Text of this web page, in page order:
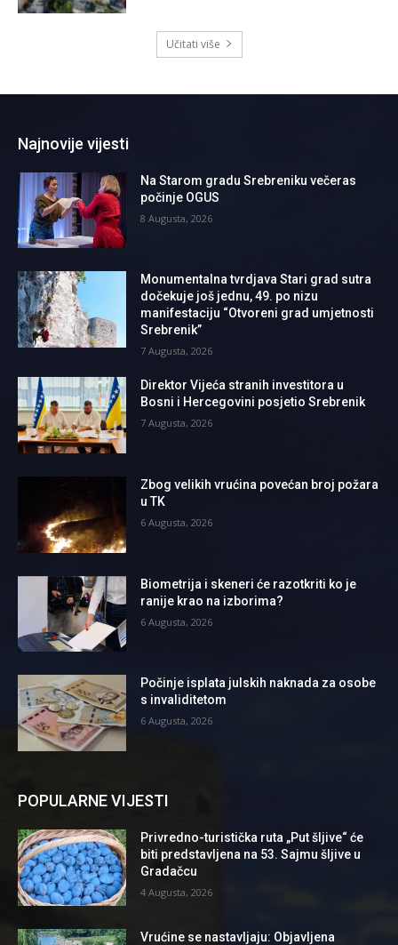
Učitati više
Najnovije vijesti
Na Starom gradu Srebreniku večeras
počinje OGUS
8 Augusta, 2026
Monumentalna tvrdjava Stari grad sutra
dočekuje još jednu, 49. po nizu
manifestaciju “Otvoreni grad umjetnosti
Srebrenik”
7 Augusta, 2026
Direktor Vijeća stranih investitora u
Bosni i Hercegovini posjetio Srebrenik
7 Augusta, 2026
Zbog velikih vrućina povećan broj požara
u TK
6 Augusta, 2026
Biometrija i skeneri će razotkriti ko je
ranije krao na izborima?
6 Augusta, 2026
Počinje isplata julskih naknada za osobe
s invaliditetom
6 Augusta, 2026
POPULARNE VIJESTI
Privredno-turistička ruta „Put šljive“ će
biti predstavljena na 53. Sajmu šljive u
Gradačcu
4 Augusta, 2026
Vrućine se nastavljaju: Objavljena